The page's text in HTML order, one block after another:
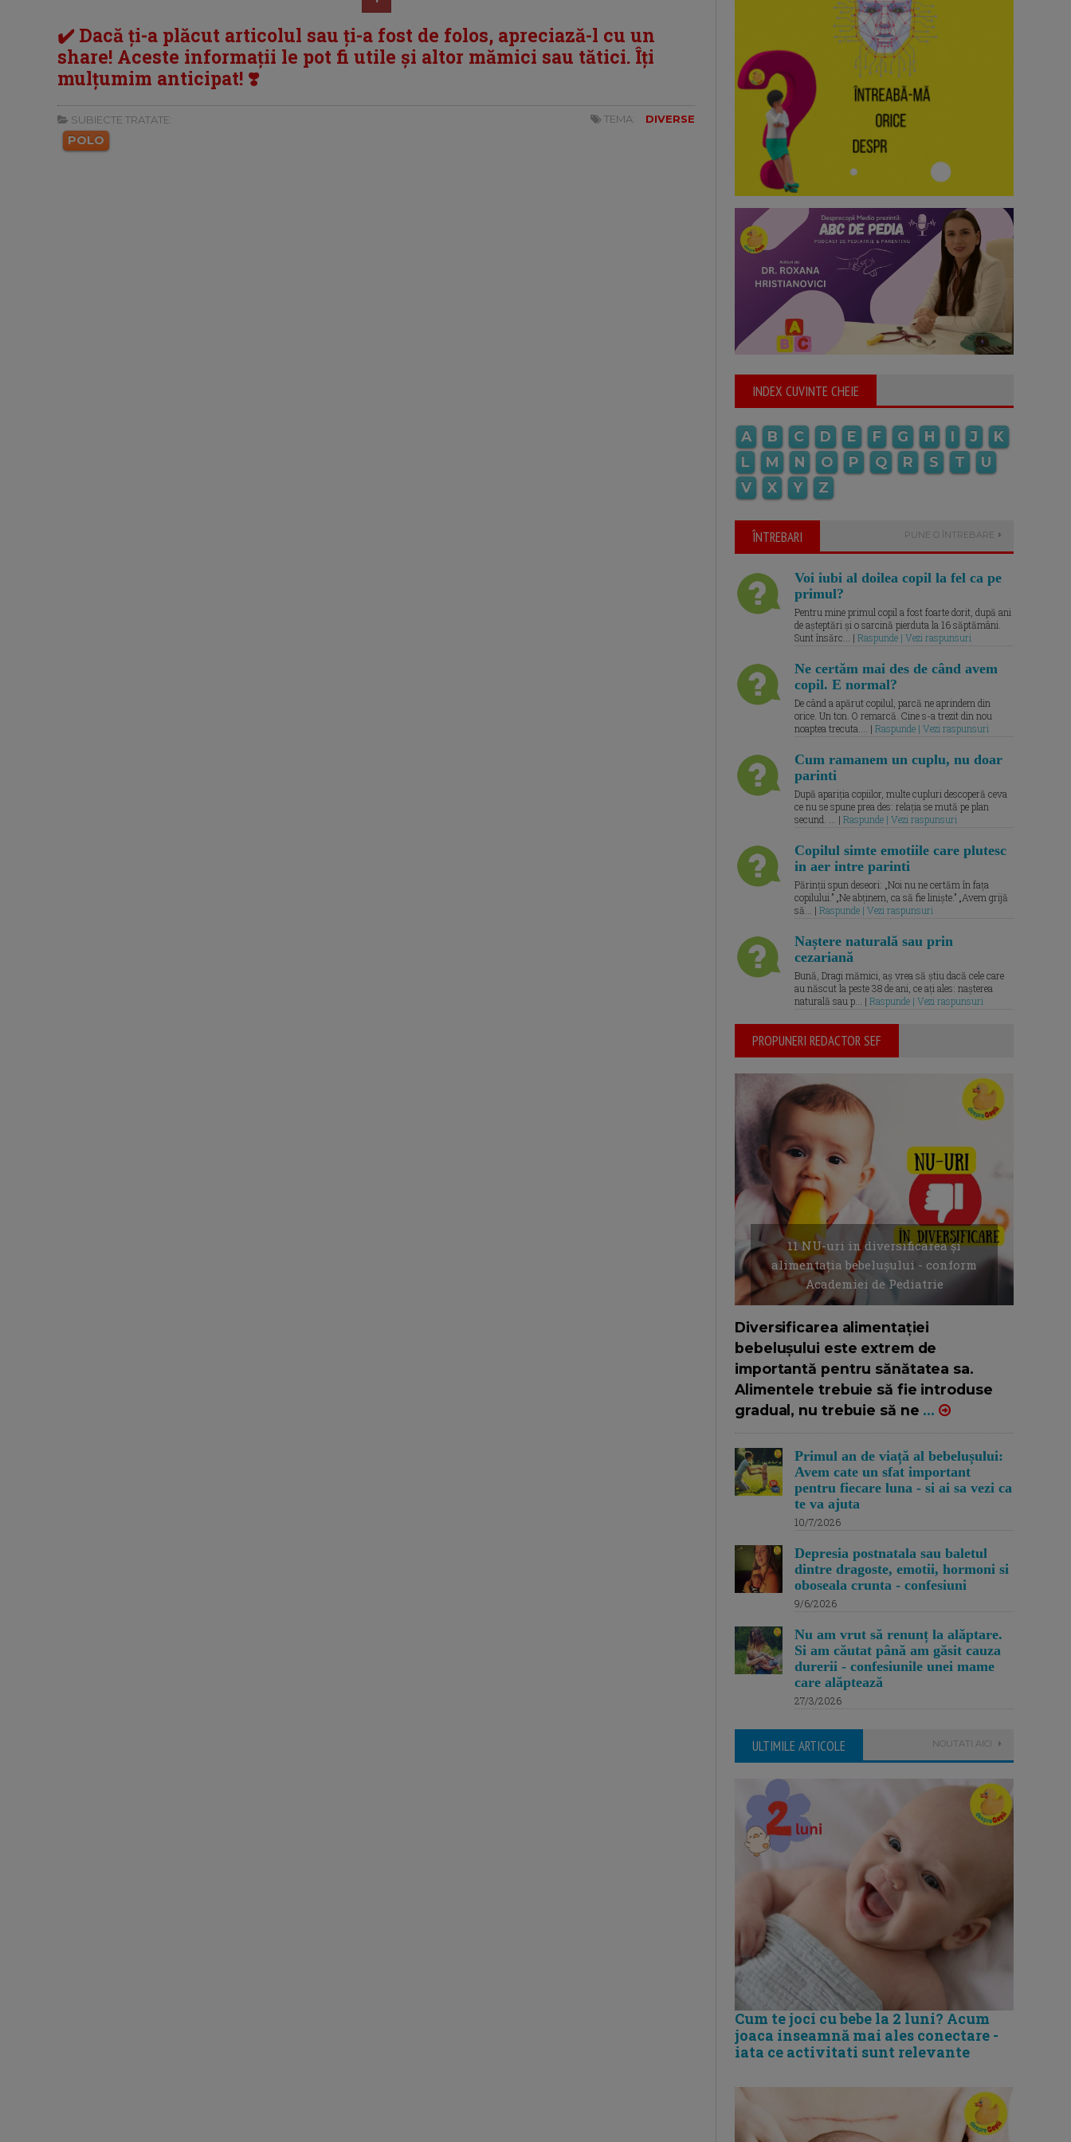
✔️ Dacă ți-a plăcut articolul sau ți-a fost de folos, apreciază-l cu un
share! Aceste informații le pot fi utile și altor mămici sau tătici. Îți
mulțumim anticipat! ❣️
SUBIECTE TRATATE:
POLO
TEMA: DIVERSE
INDEX CUVINTE CHEIE
A B C D E F G H I J
K
L
M N O P Q R S T
U
V
X Y Z
ÎNTREBARI PUNE O ÎNTREBARE
Voi iubi al doilea copil la fel ca pe
primul?
Pentru mine primul copil a fost foarte dorit, după ani
de așteptări și o sarcină pierduta la 16 săptămâni.
Sunt însărc... | Raspunde | Vezi raspunsuri
Ne certăm mai des de când avem
copil. E normal?
De când a apărut copilul, parcă ne aprindem din
orice. Un ton. O remarcă. Cine s-a trezit din nou
noaptea trecuta.... | Raspunde | Vezi raspunsuri
Cum ramanem un cuplu, nu doar
parinti
După apariția copiilor, multe cupluri descoperă ceva
ce nu se spune prea des: relația se mută pe plan
secund. ... | Raspunde | Vezi raspunsuri
Copilul simte emotiile care plutesc
in aer intre parinti
Părinții spun deseori: „Noi nu ne certăm în fața
copilului.” „Ne abținem, ca să fie liniște.” „Avem grijă
să... | Raspunde | Vezi raspunsuri
Naștere naturală sau prin
cezariană
Bună, Dragi mămici, aș vrea să știu dacă cele care
au născut la peste 38 de ani, ce ați ales: nașterea
naturală sau p... | Raspunde | Vezi raspunsuri
PROPUNERI REDACTOR SEF
11 NU-uri in diversificarea și
alimentația bebelușului - conform
Academiei de Pediatrie
Diversificarea alimentației
bebelușului este extrem de
importantă pentru sănătatea sa.
Alimentele trebuie să fie introduse
gradual, nu trebuie să ne ...
Primul an de viață al bebelușului:
Avem cate un sfat important
pentru fiecare luna - si ai sa vezi ca
te va ajuta
10/7/2026
Depresia postnatala sau baletul
dintre dragoste, emotii, hormoni si
oboseala crunta - confesiuni
9/6/2026
Nu am vrut să renunț la alăptare.
Si am căutat până am găsit cauza
durerii - confesiunile unei mame
care alăptează
27/3/2026
ULTIMILE ARTICOLE NOUTATI AICI
Cum te joci cu bebe la 2 luni? Acum
joaca inseamnă mai ales conectare -
iata ce activitati sunt relevante